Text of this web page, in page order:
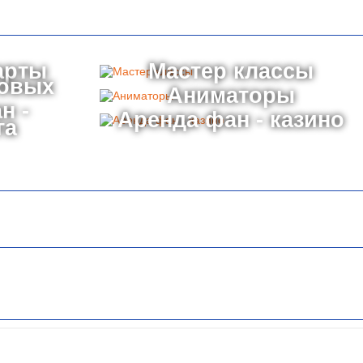
Мастер классы
Аниматоры
- Аренда фан - казино